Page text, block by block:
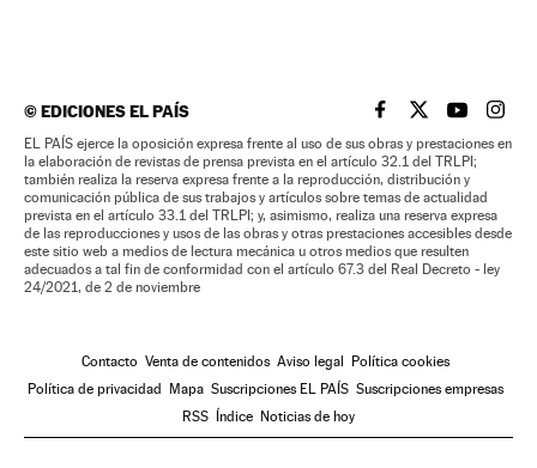
©EDICIONES EL PAÍS EL PAÍS BRASIL EN
EL PAÍSEL PAÍS
EL
EL PAÍS ejerce la oposición expresa frente al uso de sus obras y prestaciones en
la elaboración de revistas de prensa prevista en el artículo 32.1 del TRLPI;
también realiza la reserva expresa frente a la reproducción, distribución y
comunicación pública de sus trabajos y artículos sobre temas de actualidad
prevista en el artículo 33.1 del TRLPI; y, asimismo, realiza una reserva expresa
de las reproducciones y usos de las obras y otras prestaciones accesibles desde
este sitio web a medios de lectura mecánica u otros medios que resulten
adecuados a tal fin de conformidad con el artículo 67.3 del Real Decreto - ley
24/2021, de 2 de noviembre
Contacto Venta de contenidos Aviso legal
Política cookies
Política de privacidad
Mapa Suscripciones EL PAÍS Suscripciones empresas
RSS
Índice Noticias de hoy